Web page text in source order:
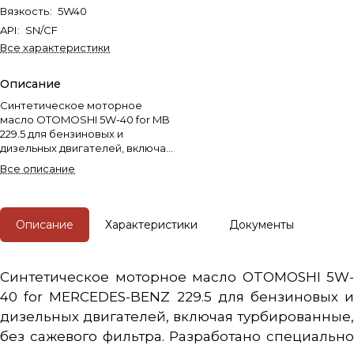
Вязкость: 5W40
API: SN/CF
Все характеристики
Описание
Синтетическое моторное
масло OTOMOSHI 5W-40 for MB
229.5 для бензиновых и
дизельных двигателей, включая
системой нейтрализации
числе DPF и без них.
Все описание
Описание Характеристики Документы
Синтетическое моторное масло OTOMOSHI 5W-
40 for MERCEDES-BENZ 229.5 для бензиновых и
дизельных двигателей, включая турбированные,
без сажевого фильтра. Разработано специально